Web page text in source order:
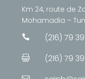
Km 24, route de
Mohamadia –
 (216) 79
 (216) 79